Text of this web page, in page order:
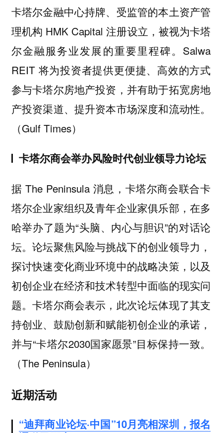
卡塔尔金融中心持牌、受监管的本土资产管
理机构 HMK Capital 注册设立，被视为卡塔
尔金融服务业发展的重要里程碑。Salwa
REIT 将为投资者提供更便捷、高效的方式
参与卡塔尔房地产投资，并有助于拓宽房地
产投资渠道、提升资本市场深度和流动性。
（Gulf Times）
卡塔尔商会举办风险时代创业领导力论坛
据 The Peninsula 消息，卡塔尔商会联合卡
塔尔企业家组织及青年企业家俱乐部，在多
哈举办了题为“头脑、内心与胆识”的对话论
坛。论坛聚焦风险与挑战下的创业领导力，
探讨快速变化商业环境中的战略决策，以及
初创企业在经济和技术转型中面临的现实问
题。卡塔尔商会表示，此次论坛体现了其支
持创业、鼓励创新和赋能初创企业的承诺，
并与“卡塔尔2030国家愿景”目标保持一致。
（The Peninsula）
近期活动
“迪拜商业论坛·中国”10月亮相深圳，报名